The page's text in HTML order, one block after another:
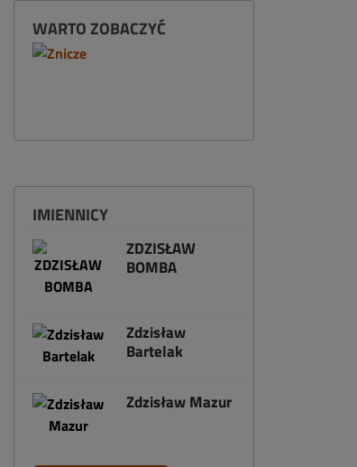
WARTO ZOBACZYĆ
IMIENNICY
ZDZISŁAW
BOMBA
Zdzisław
Bartelak
Zdzisław Mazur